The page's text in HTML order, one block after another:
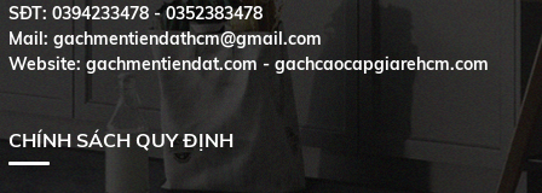
SĐT: 0394233478 - 0352383478
Mail: gachmentiendathcm@gmail.com
Website: gachmentiendat.com - gachcaocapgiarehcm.com
CHÍNH SÁCH QUY ĐỊNH